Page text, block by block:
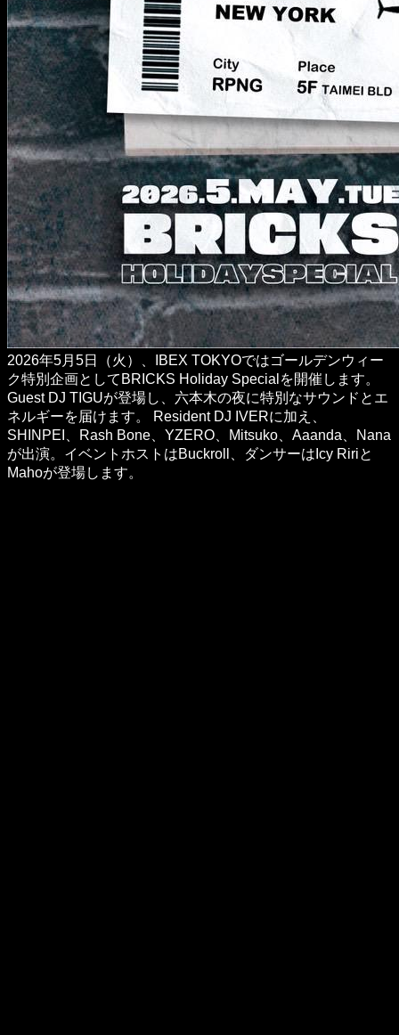
2026年5月5日（火）、IBEX TOKYOではゴールデンウィー
ク特別企画としてBRICKS Holiday Specialを開催します。
Guest DJ TIGUが登場し、六本木の夜に特別なサウンドとエ
ネルギーを届けます。 Resident DJ IVERに加え、
SHINPEI、Rash Bone、YZERO、Mitsuko、Aaanda、Nana
が出演。イベントホストはBuckroll、ダンサーはIcy Ririと
Mahoが登場します。